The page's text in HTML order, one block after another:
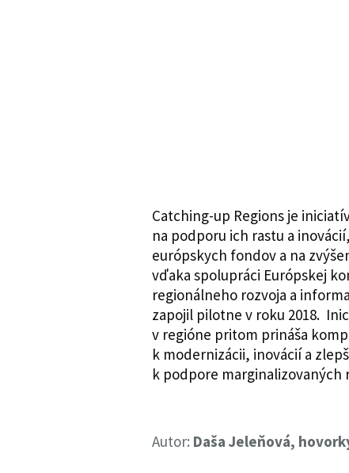
Catching-up Regions je
na podporu ich rastu a
európskych fondov a na
vďaka spolupráci Európskej
regionálneho rozvoja a
zapojil pilotne v roku 2018.
v regióne pritom prináša
k modernizácii, inovácií a
k podpore
Autor: Daša Jeleňová,